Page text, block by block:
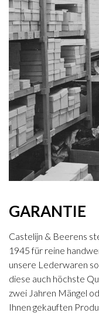
GARANTIE
Castelijn & Beerens
1945 für reine
unsere Lederwaren
diese auch höchste
zwei Jahren Mängel
Ihnen gekauften